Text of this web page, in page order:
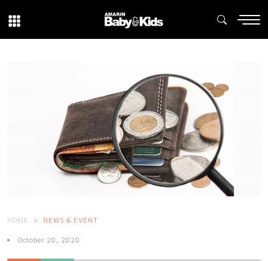
HOME NEWS & EVENT
October 20, 2020